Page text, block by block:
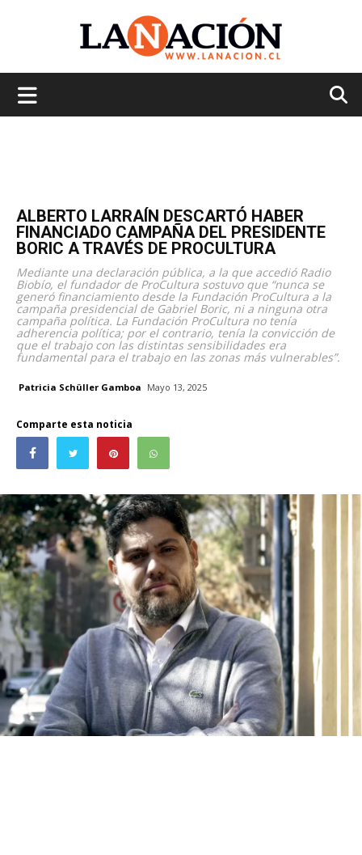
ALBERTO LARRAÍN DESCARTÓ HABER
FINANCIADO CAMPAÑA DEL PRESIDENTE
BORIC A TRAVÉS DE PROCULTURA
Mediante una declaración pública, a la que accedió Radio
Biobío, el fundador de ProCultura sostuvo que “nunca se
generó financiamiento desde la Fundación ProCultura a la
campaña presidencial de Gabriel Boric, ni a ninguna otra
campaña política. La Fundación ProCultura no tenía
adherencia política; por el contrario, tenía la convicción de
que el trabajo con las distintas sensibilidades era
fundamental para el trabajo en las zonas más vulnerables”.
Patricia Schüller Gamboa Mayo 13, 2025
Comparte esta noticia